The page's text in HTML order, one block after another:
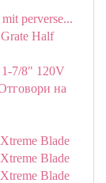
perverse...
Half
1-7/8" 120V
на
Blade
Blade
Blade